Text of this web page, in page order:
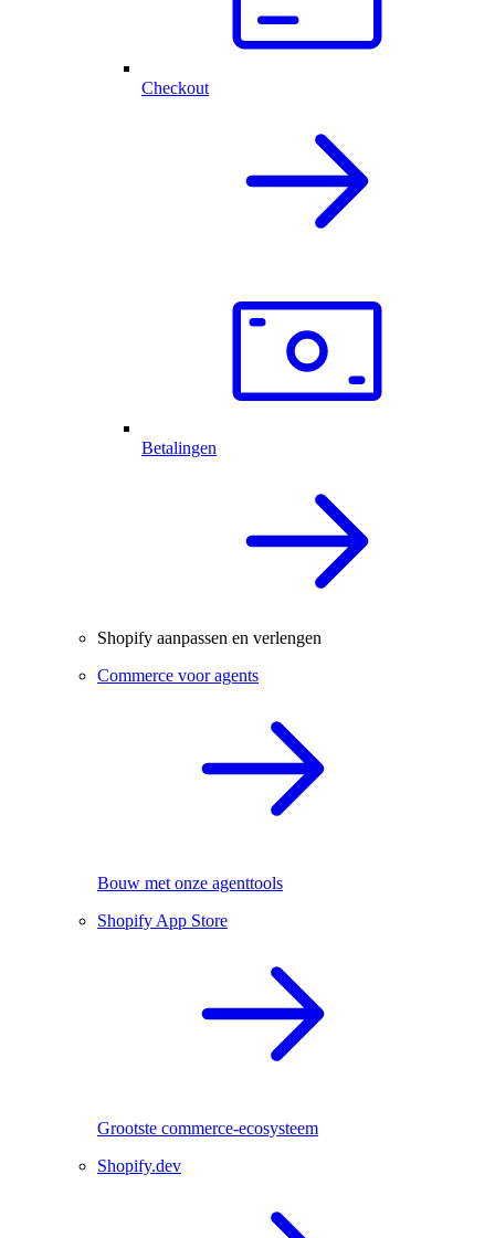
Checkout
Betalingen
Shopify aanpassen en verlengen
Commerce voor agents
Bouw met onze agenttools
Shopify App Store
Grootste commerce-ecosysteem
Shopify.dev